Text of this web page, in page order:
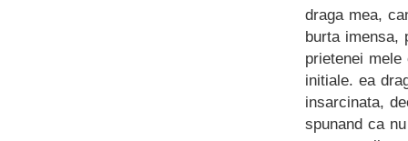
draga mea,
burta imensa,
prietenei
initiale. ea
insarcinata,
spunand ca